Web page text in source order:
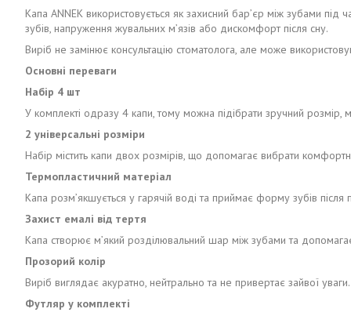
Капа ANNEK використовується як захисний бар’єр між зубами під
зубів, напруження жувальних м’язів або дискомфорт після сну.
Виріб не замінює консультацію стоматолога, але може
Основні переваги
Набір 4 шт
У комплекті одразу 4 капи, тому можна підібрати зручний розмір,
2 універсальні розміри
Набір містить капи двох розмірів, що допомагає вибрати
Термопластичний матеріал
Капа розм’якшується у гарячій воді та приймає форму зубів
Захист емалі від тертя
Капа створює м’який розділювальний шар між зубами та
Прозорий колір
Виріб виглядає акуратно, нейтрально та не привертає зайвої уваги.
Футляр у комплекті